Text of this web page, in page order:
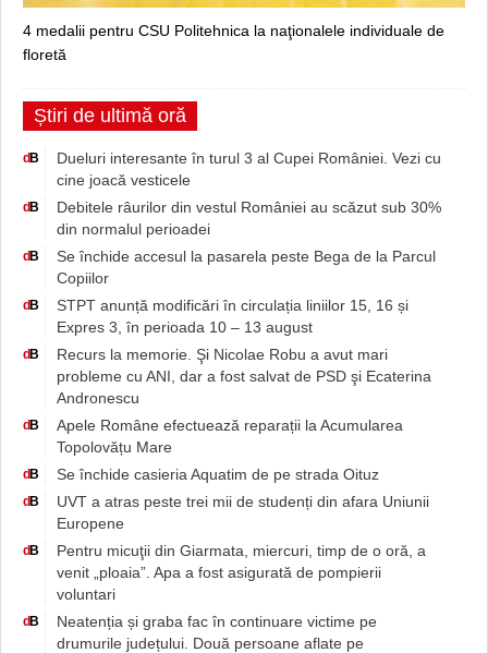
4 medalii pentru CSU Politehnica la naţionalele individuale de
floretă
Știri de ultimă oră
dB
Dueluri interesante în turul 3 al Cupei României. Vezi cu
cine joacă vesticele
dB
Debitele râurilor din vestul României au scăzut sub 30%
din normalul perioadei
dB
Se închide accesul la pasarela peste Bega de la Parcul
Copiilor
dB
STPT anunță modificări în circulația liniilor 15, 16 și
Expres 3, în perioada 10 – 13 august
dB
Recurs la memorie. Şi Nicolae Robu a avut mari
probleme cu ANI, dar a fost salvat de PSD şi Ecaterina
Andronescu
dB
Apele Române efectuează reparații la Acumularea
Topolovățu Mare
dB Se închide casieria Aquatim de pe strada Oituz
dB
UVT a atras peste trei mii de studenți din afara Uniunii
Europene
dB
Pentru micuţii din Giarmata, miercuri, timp de o oră, a
venit „ploaia”. Apa a fost asigurată de pompierii
voluntari
dB
Neatenția și graba fac în continuare victime pe
drumurile județului. Două persoane aflate pe